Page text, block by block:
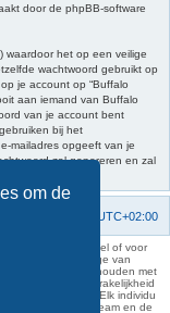
om de
door de phpBB-software
waardoor het op een veilige
wachtwoord gebruikt op
je account op “Buffalo
aan iemand van Buffalo
van je account bent
bij het
mailadres opgeeft van je
zal genereren en zal
UTC+02:00
even welk nadeel of voor
worden ten gevolge van
verband houden met
van aansprakelijkheid
distantieert. Elk individu
Ook het webteam en de